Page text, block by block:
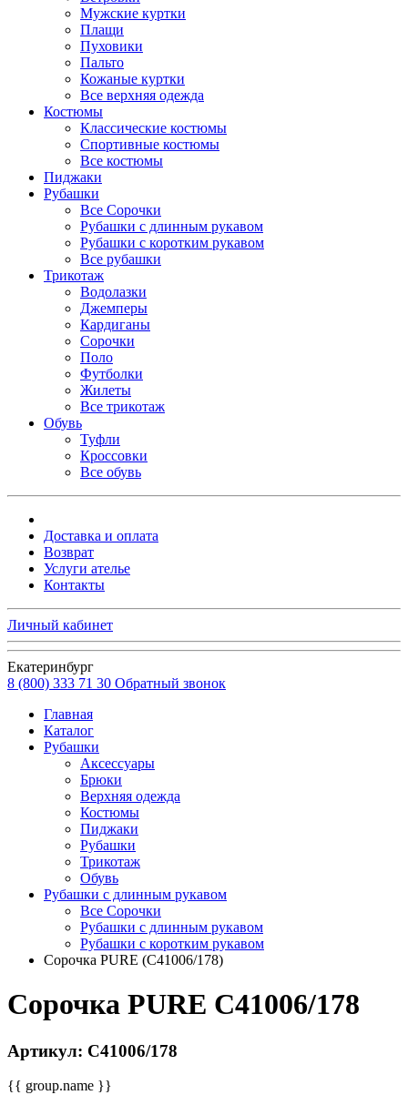
Мужские куртки
Плащи
Пуховики
Пальто
Кожаные куртки
Все верхняя одежда
Костюмы
Классические костюмы
Спортивные костюмы
Все костюмы
Пиджаки
Рубашки
Все Сорочки
Рубашки с длинным рукавом
Рубашки с коротким рукавом
Все рубашки
Трикотаж
Водолазки
Джемперы
Кардиганы
Сорочки
Поло
Футболки
Жилеты
Все трикотаж
Обувь
Туфли
Кроссовки
Все обувь
Доставка и оплата
Возврат
Услуги ателье
Контакты
Личный кабинет
Екатеринбург
8 (800) 333 71 30 Обратный звонок
Главная
Каталог
Рубашки
Аксессуары
Брюки
Верхняя одежда
Костюмы
Пиджаки
Рубашки
Трикотаж
Обувь
Рубашки с длинным рукавом
Все Сорочки
Рубашки с длинным рукавом
Рубашки с коротким рукавом
Сорочка PURE (C41006/178)
Сорочка PURE C41006/178
Артикул: C41006/178
{{ group.name }}